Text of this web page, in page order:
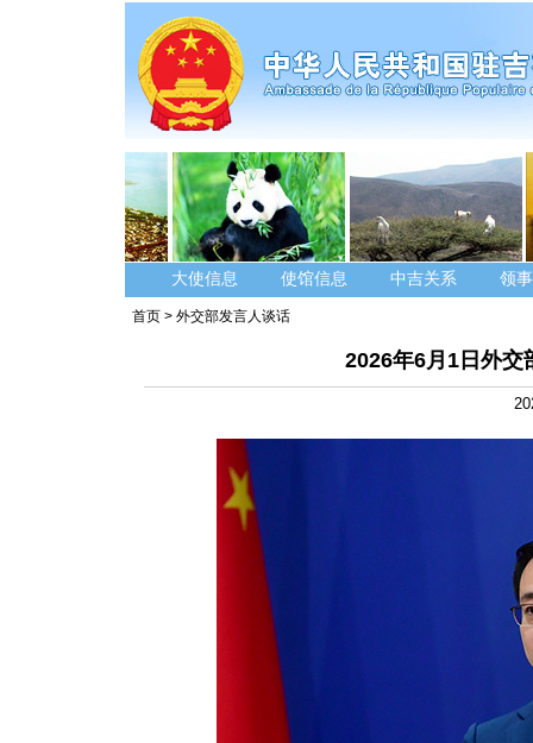
大使信息 使馆信息 中吉关系 领
首页 > 外交部发言人谈话
2026年6月1日外交